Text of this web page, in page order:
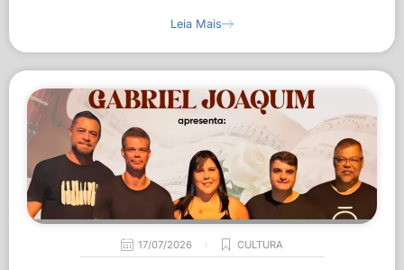
Leia Mais
17/07/2026 CULTURA